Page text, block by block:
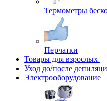
Термометры
Перчатки
Товары для взрослых
Уход до/после
Электрооборудование